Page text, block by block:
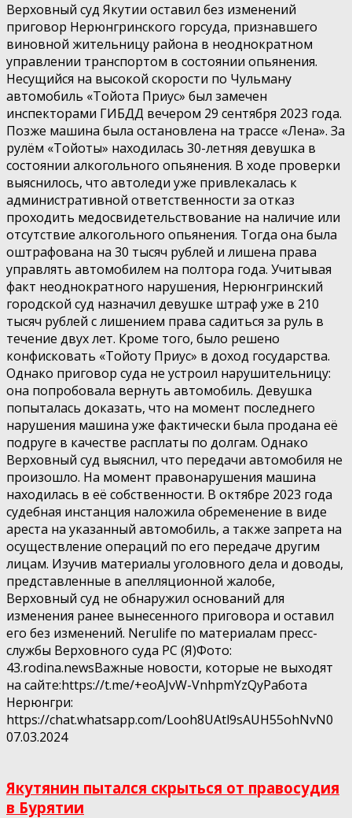
Верховный суд Якутии оставил без изменений
приговор Нерюнгринского горсуда, признавшего
виновной жительницу района в неоднократном
управлении транспортом в состоянии опьянения.
Несущийся на высокой скорости по Чульману
автомобиль «Тойота Приус» был замечен
инспекторами ГИБДД вечером 29 сентября 2023 года.
Позже машина была остановлена на трассе «Лена». За
рулём «Тойоты» находилась 30-летняя девушка в
состоянии алкогольного опьянения. В ходе проверки
выяснилось, что автоледи уже привлекалась к
административной ответственности за отказ
проходить медосвидетельствование на наличие или
отсутствие алкогольного опьянения. Тогда она была
оштрафована на 30 тысяч рублей и лишена права
управлять автомобилем на полтора года. Учитывая
факт неоднократного нарушения, Нерюнгринский
городской суд назначил девушке штраф уже в 210
тысяч рублей с лишением права садиться за руль в
течение двух лет. Кроме того, было решено
конфисковать «Тойоту Приус» в доход государства.
Однако приговор суда не устроил нарушительницу:
она попробовала вернуть автомобиль. Девушка
попыталась доказать, что на момент последнего
нарушения машина уже фактически была продана её
подруге в качестве расплаты по долгам. Однако
Верховный суд выяснил, что передачи автомобиля не
произошло. На момент правонарушения машина
находилась в её собственности. В октябре 2023 года
судебная инстанция наложила обременение в виде
ареста на указанный автомобиль, а также запрета на
осуществление операций по его передаче другим
лицам. Изучив материалы уголовного дела и доводы,
представленные в апелляционной жалобе,
Верховный суд не обнаружил оснований для
изменения ранее вынесенного приговора и оставил
его без изменений. Nerulife по материалам пресс-
службы Верховного суда РС (Я)Фото:
43.rodina.newsВажные новости, которые не выходят
на сайте:https://t.me/+eoAJvW-VnhpmYzQyРабота
Нерюнгри:
https://chat.whatsapp.com/Looh8UAtl9sAUH55ohNvN0
07.03.2024
Якутянин пытался скрыться от правосудия
в Бурятии